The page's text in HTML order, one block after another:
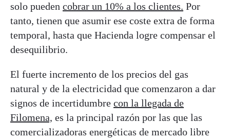
solo pueden cobrar un 10% a los clientes. Por
tanto, tienen que asumir ese coste extra de forma
temporal, hasta que Hacienda logre compensar el
desequilibrio.
El fuerte incremento de los precios del gas
natural y de la electricidad que comenzaron a dar
signos de incertidumbre con la llegada de
Filomena, es la principal razón por las que las
comercializadoras energéticas de mercado libre